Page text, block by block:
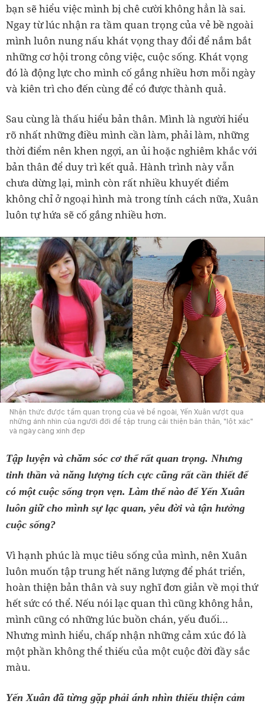
bạn sẽ hiểu việc mình bị chê cười không hẳn là sai.
Ngay từ lúc nhận ra tầm quan trọng của vẻ bề ngoài
mình luôn nung nấu khát vọng thay đổi để nắm bắt
những cơ hội trong công việc, cuộc sống. Khát vọng
đó là động lực cho mình cố gắng nhiều hơn mỗi ngày
và kiên trì cho đến cùng để có được thành quả.
Sau cùng là thấu hiểu bản thân. Mình là người hiểu
rõ nhất những điều mình cần làm, phải làm, những
thời điểm nên khen ngợi, an ủi hoặc nghiêm khắc với
bản thân để duy trì kết quả. Hành trình này vẫn
chưa dừng lại, mình còn rất nhiều khuyết điểm
không chỉ ở ngoại hình mà trong tính cách nữa, Xuân
luôn tự hứa sẽ cố gắng nhiều hơn.
Nhận thức được tầm quan trọng của vẻ bề ngoài, Yến Xuân vượt qua
những ánh nhìn của người đời để tập trung cải thiện bản thân, "lột xác"
và ngày càng xinh đẹp
Tập luyện và chăm sóc cơ thể rất quan trọng. Nhưng
tinh thần và năng lượng tích cực cũng rất cần thiết để
có một cuộc sống trọn vẹn. Làm thế nào để Yến Xuân
luôn giữ cho mình sự lạc quan, yêu đời và tận hưởng
cuộc sống?
Vì hạnh phúc là mục tiêu sống của mình, nên Xuân
luôn muốn tập trung hết năng lượng để phát triển,
hoàn thiện bản thân và suy nghĩ đơn giản về mọi thứ
hết sức có thể. Nếu nói lạc quan thì cũng không hẳn,
mình cũng có những lúc buồn chán, yếu đuối…
Nhưng mình hiểu, chấp nhận những cảm xúc đó là
một phần không thể thiếu của một cuộc đời đầy sắc
màu.
Yến Xuân đã từng gặp phải ánh nhìn thiếu thiện cảm